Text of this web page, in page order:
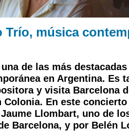
Trío, música
de las más
en Argentina. Es
y visita Barcelona
Colonia. En este
Jaume Llombart, uno de
Barcelona, y por Belén